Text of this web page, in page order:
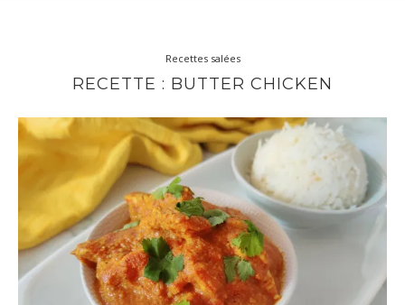
Recettes salées
RECETTE : BUTTER CHICKEN